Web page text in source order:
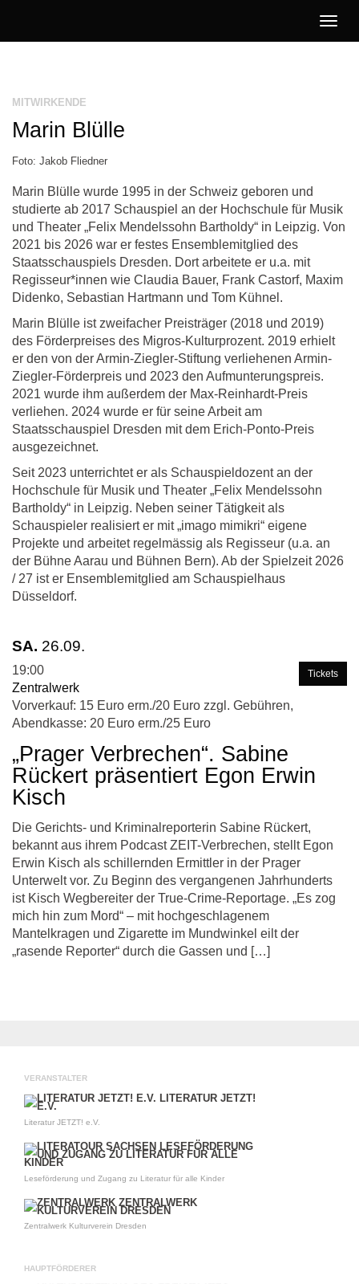
Jetzt!
MITWIRKENDE
Marin Blülle
Foto: Jakob Fliedner
Marin Blülle wurde 1995 in der Schweiz geboren und
studierte ab 2017 Schauspiel an der Hochschule für Musik
und Theater „Felix Mendelssohn Bartholdy“ in Leipzig. Von
2021 bis 2026 war er festes Ensemblemitglied des
Staatsschauspiels Dresden. Dort arbeitete er u.a. mit
Regisseur*innen wie Claudia Bauer, Frank Castorf, Maxim
Didenko, Sebastian Hartmann und Tom Kühnel.
Marin Blülle ist zweifacher Preisträger (2018 und 2019)
des Förderpreises des Migros-Kulturprozent. 2019 erhielt
er den von der Armin-Ziegler-Stiftung verliehenen Armin-
Ziegler-Förderpreis und 2023 den Aufmunterungspreis.
2021 wurde ihm außerdem der Max-Reinhardt-Preis
verliehen. 2024 wurde er für seine Arbeit am
Staatsschauspiel Dresden mit dem Erich-Ponto-Preis
ausgezeichnet.
Seit 2023 unterrichtet er als Schauspieldozent an der
Hochschule für Musik und Theater „Felix Mendelssohn
Bartholdy“ in Leipzig. Neben seiner Tätigkeit als
Schauspieler realisiert er mit „imago mimikri“ eigene
Projekte und arbeitet regelmässig als Regisseur (u.a. an
der Bühne Aarau und Bühnen Bern). Ab der Spielzeit 2026
/ 27 ist er Ensemblemitglied am Schauspielhaus
Düsseldorf.
SA. 26.09.
Tickets
19:00
Zentralwerk
Vorverkauf: 15 Euro erm./20 Euro zzgl. Gebühren,
Abendkasse: 20 Euro erm./25 Euro
„Prager Verbrechen“. Sabine
Rückert präsentiert Egon Erwin
Kisch
Die Gerichts- und Kriminalreporterin Sabine Rückert,
bekannt aus ihrem Podcast ZEIT-Verbrechen, stellt Egon
Erwin Kisch als schillernden Ermittler in der Prager
Unterwelt vor. Zu Beginn des vergangenen Jahrhunderts
ist Kisch Wegbereiter der True-Crime-Reportage. „Es zog
mich hin zum Mord“ – mit hochgeschlagenem
Mantelkragen und Zigarette im Mundwinkel eilt der
„rasende Reporter“ durch die Gassen und […]
VERANSTALTER
Literatur JETZT! e.V.
Leseförderung und Zugang zu Literatur für alle Kinder
Zentralwerk Kulturverein Dresden
HAUPTFÖRDERER